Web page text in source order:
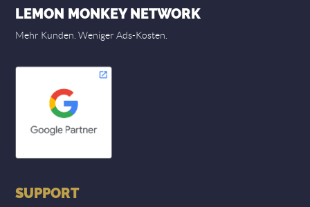
LEMON MONKEY NETWORK
Mehr Kunden. Weniger Ads-Kosten.
SUPPORT